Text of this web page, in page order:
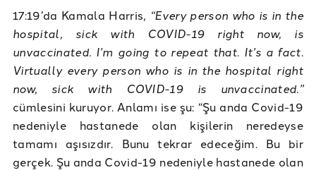
17:19’da Kamala Harris, “Every person who is in the
hospital, sick with COVID-19 right now, is
unvaccinated. I’m going to repeat that. It’s a fact.
Virtually every person who is in the hospital right
now, sick with COVID-19 is unvaccinated.”
cümlesini kuruyor. Anlamı ise şu: “Şu anda Covid-19
nedeniyle hastanede olan kişilerin neredeyse
tamamı aşısızdır. Bunu tekrar edeceğim. Bu bir
gerçek. Şu anda Covid-19 nedeniyle hastanede olan